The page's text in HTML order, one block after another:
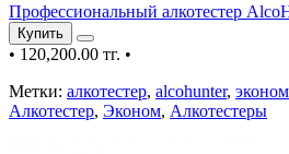
Профессиональный алкотестер
Купить
• 120,200.00 тг. •
Метки: алкотестер, alcohunter, эконом
Алкотестер, Эконом, Алкотестеры